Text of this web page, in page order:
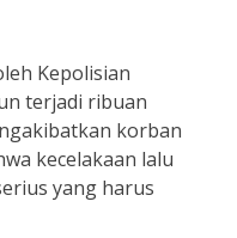
Kepolisian
terjadi ribuan
korban
kecelakaan lalu
yang harus